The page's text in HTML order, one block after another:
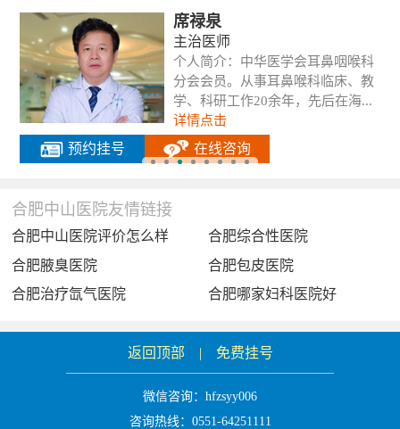
科
教
副主任医师
医师简介：毕业于安徽医科
本科学士学位，毕业后从事
作二十余年。具有扎实的专业
详情点击
预约挂号 在线咨询
合肥中山医院友情链接
合肥中山医院评价怎么样
合肥综合性医院
合肥腋臭医院
合肥包皮医院
合肥治疗氙气医院
合肥哪家妇科医院好
返回顶部 | 免费挂号
微信咨询： hfzsyy006
咨询热线：0551-64251111